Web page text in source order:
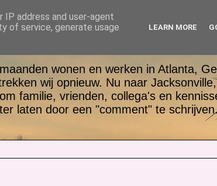
wonen en werken in Atlanta,
wij opnieuw. Nu naar Jacksonville,
familie, vrienden, collega's en
laten door een "comment" te
address and user-agent
of service, generate usage
LEARN MORE